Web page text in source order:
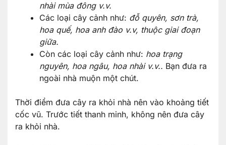
nhài mùa đông v.v.
Các loại cây cảnh như: đỗ quyên, sơn trà,
hoa quế, hoa anh đào v.v, thuộc giai đoạn
giữa.
Còn các loại cây cảnh như: hoa trạng
nguyên, hoa ngâu, hoa nhài v.v.. Bạn đưa ra
ngoài nhà muộn một chút.
Thời điểm đưa cây ra khỏi nhà nên vào khoảng tiết
cốc vũ. Trước tiết thanh minh, không nên đưa cây
ra khỏi nhà.